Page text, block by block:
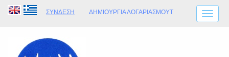
ΣΎΝΔΕΣΗ ΔΗΜΙΟΥΡΓΊΑ ΛΟΓΑΡΙΑΣΜΟΎT